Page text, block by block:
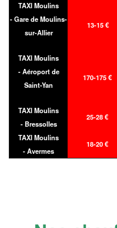
TAXI Moulins
- Gare de Moulins-
sur-Allier
13-15 €
TAXI Moulins
- Aéroport de
Saint-Yan
170-175 €
TAXI Moulins
- Bressolles
25-28 €
TAXI Moulins
- Avermes
18-20 €